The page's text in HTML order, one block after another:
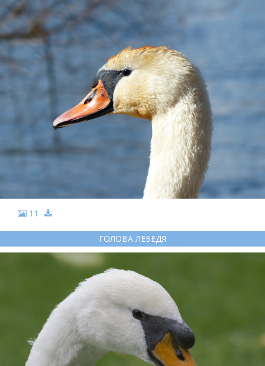
11
ГОЛОВА ЛЕБЕДЯ